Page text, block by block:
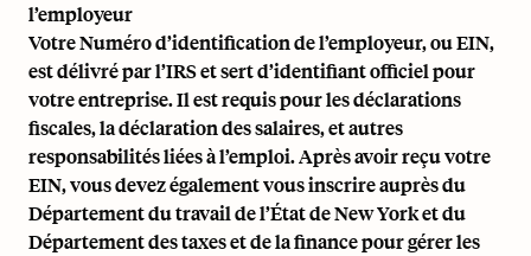
l’employeur
Votre Numéro d’identification de l’employeur, ou EIN,
est délivré par l’IRS et sert d’identifiant officiel pour
votre entreprise. Il est requis pour les déclarations
fiscales, la déclaration des salaires, et autres
responsabilités liées à l’emploi. Après avoir reçu votre
EIN, vous devez également vous inscrire auprès du
Département du travail de l’État de New York et du
Département des taxes et de la finance pour gérer les